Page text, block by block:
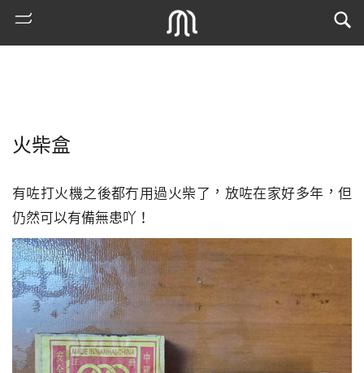
熱
門
搜
古
地
火柴盒
有咗打火機之後都冇用過火柴了，放咗在家好多年，但
仍然可以有備無患吖！